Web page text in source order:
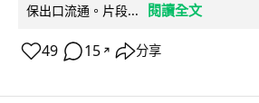
保出口流通。片段...
閱讀全文
49 15 ↗ 分享